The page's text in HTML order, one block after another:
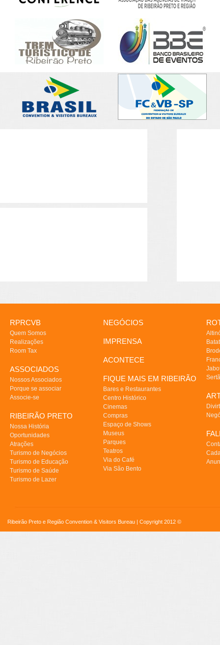
RPRCVB
Quem Somos
Realizações
Room Tax
ASSOCIADOS
Nossos Associados
Porque se associar
Associe-se
RIBEIRÃO PRETO
Nossa História
Oportunidades
Atrações
Turismo de Negócios
Turismo de Educação
Turismo de Saúde
Turismo de Lazer
NEGÓCIOS
IMPRENSA
ACONTECE
FIQUE MAIS EM RIBEIRÃO
Bares e Restaurantes
Centro Histórico
Cinemas
Compras
Espaço de Shows
Museus
Parques
Teatros
Via do Café
Via São Bento
Ribeirão Preto e Região Convention & Visitors Bureau | Copyright 2012 ©